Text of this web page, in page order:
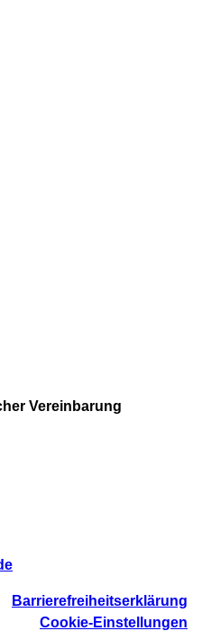
Vereinbarung
Barrierefreiheitserklärung
Cookie-Einstellungen